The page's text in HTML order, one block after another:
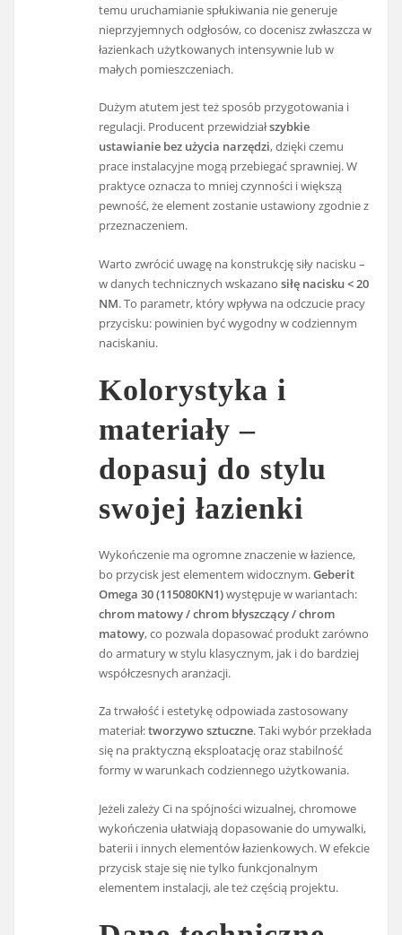
temu uruchamianie spłukiwania nie generuje
nieprzyjemnych odgłosów, co docenisz zwłaszcza w
łazienkach użytkowanych intensywnie lub w
małych pomieszczeniach.
Dużym atutem jest też sposób przygotowania i
regulacji. Producent przewidziałszybkie
ustawianie bez użycia narzędzi, dzięki czemu
prace instalacyjne mogą przebiegać sprawniej. W
praktyce oznacza to mniej czynności i większą
pewność, że element zostanie ustawiony zgodnie z
przeznaczeniem.
Warto zwrócić uwagę na konstrukcję siły nacisku –
w danych technicznych wskazanosiłę nacisku < 20
NM. To parametr, który wpływa na odczucie pracy
przycisku: powinien być wygodny w codziennym
naciskaniu.
Kolorystyka i
materiały –
dopasuj do stylu
swojej łazienki
Wykończenie ma ogromne znaczenie w łazience,
bo przycisk jest elementem widocznym.Geberit
Omega 30 (115080KN1)występuje w wariantach:
chrom matowy / chrom błyszczący / chrom
matowy, co pozwala dopasować produkt zarówno
do armatury w stylu klasycznym, jak i do bardziej
współczesnych aranżacji.
Za trwałość i estetykę odpowiada zastosowany
materiał:tworzywo sztuczne. Taki wybór przekłada
się na praktyczną eksploatację oraz stabilność
formy w warunkach codziennego użytkowania.
Jeżeli zależy Ci na spójności wizualnej, chromowe
wykończenia ułatwiają dopasowanie do umywalki,
baterii i innych elementów łazienkowych. W efekcie
przycisk staje się nie tylko funkcjonalnym
elementem instalacji, ale też częścią projektu.